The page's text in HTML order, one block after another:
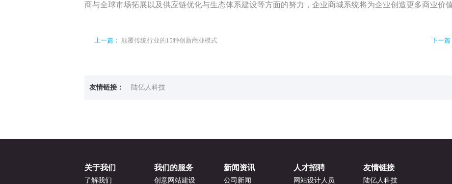
商与全球市场拓展以及供应链优化与生态体系建设等方面的努力，企业商城系统将为企业创造更多商业价
上一篇： 颠覆传统行业的15种创新商业模式 下一篇
友情链接： 陆亿人科技
关于我们 我们的服务 新闻资讯 人才招聘 友情链接
了解我们 创意网站建设 公司新闻 网站设计人员 陆亿人科技